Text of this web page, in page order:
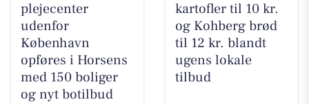
plejecenter
udenfor
København
opføres i Horsens
med 150 boliger
og nyt botilbud
kartofler til 10 kr.
og Kohberg brød
til 12 kr. blandt
ugens lokale
tilbud